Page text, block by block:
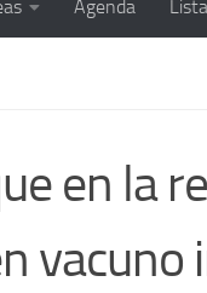
Agenda
en la
vacuno